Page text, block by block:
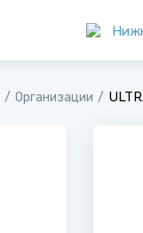
Организации